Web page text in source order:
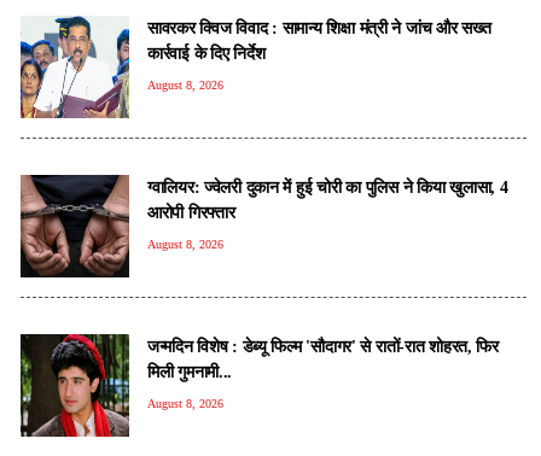
सावरकर क्विज विवाद : सामान्य शिक्षा मंत्री ने जांच और सख्त
कार्रवाई के दिए निर्देश
August 8, 2026
ग्वालियर: ज्वेलरी दुकान में हुई चोरी का पुलिस ने किया खुलासा, 4
आरोपी गिरफ्तार
August 8, 2026
जन्मदिन विशेष : डेब्यू फिल्म 'सौदागर' से रातों-रात शोहरत, फिर
मिली गुमनामी...
August 8, 2026